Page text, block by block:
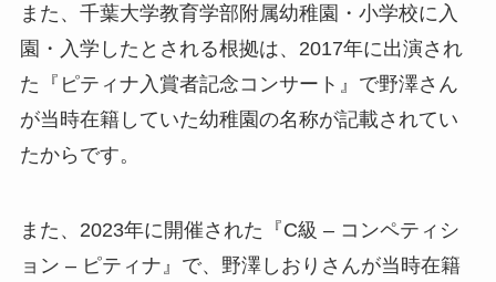
また、千葉大学教育学部附属幼稚園・小学校に入
園・入学したとされる根拠は、2017年に出演され
た『ピティナ入賞者記念コンサート』で野澤さん
が当時在籍していた幼稚園の名称が記載されてい
たからです。
また、2023年に開催された『C級 – コンペティシ
ョン – ピティナ』で、野澤しおりさんが当時在籍